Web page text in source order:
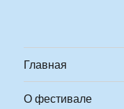
Главная
О фестивале